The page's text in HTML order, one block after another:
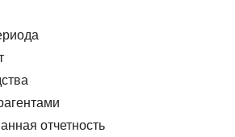
отчетность